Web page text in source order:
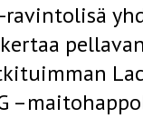
ravintolisä